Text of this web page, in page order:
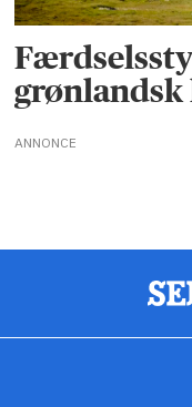
grønlandsk
ANNONCE